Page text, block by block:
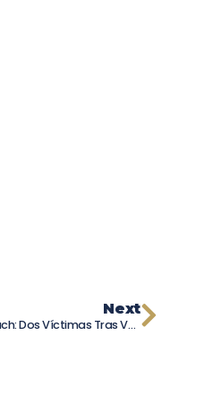
Next
Choque Mortal En Long Beach: Dos Víctimas Tras Vehículo Que Se Sumerge En Canal